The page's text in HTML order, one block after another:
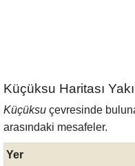
Küçüksu Haritası
Küçüksu çevresinde
arasındaki mesafeler.
Yer